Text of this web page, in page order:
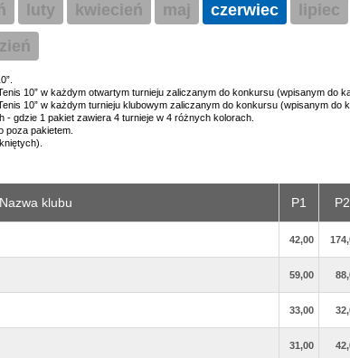
luty kwiecień maj czerwiec lipiec
10” w każdym otwartym turnieju zaliczanym do konkursu (wpisanym do
10” w każdym turnieju klubowym zaliczanym do konkursu (wpisanym do
gdzie 1 pakiet zawiera 4 turnieje w 4 różnych kolorach.
poza pakietem.
Nazwa klubu P1 P2
42,00
59,00
33,00
31,00